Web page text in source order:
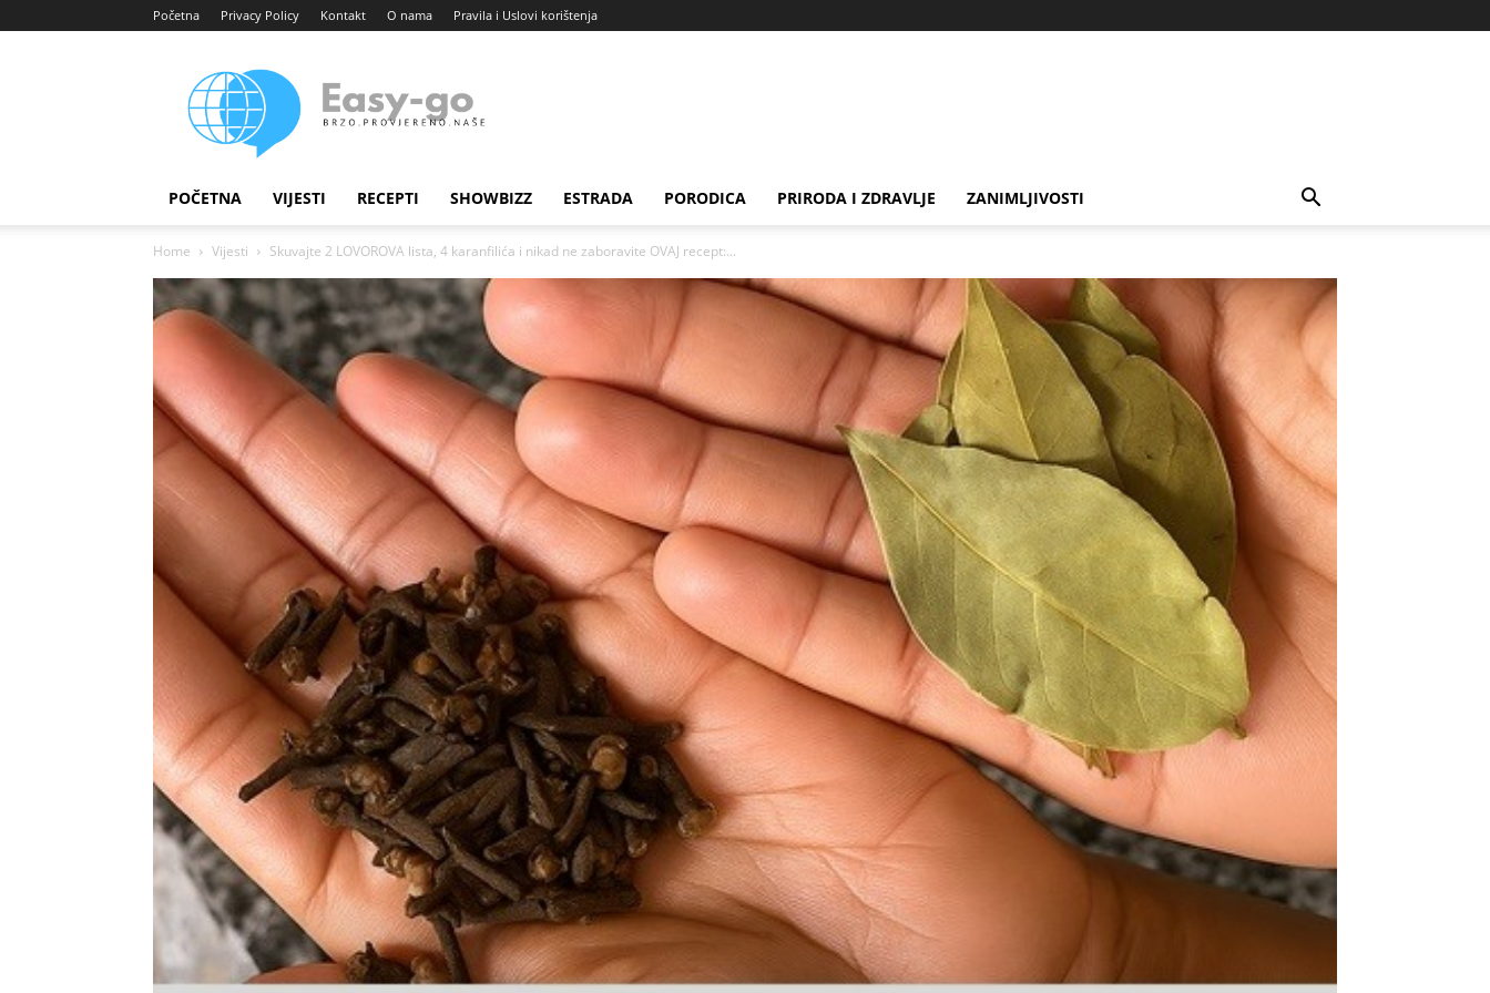
Početna Privacy Policy Kontakt O nama Pravila i Uslovi korištenja
portal
POČETNA VIJESTI RECEPTI SHOWBIZZ ESTRADA PORODICA PRIRODA I ZDRAVLJE ZANIMLJIVOSTI
Home Vijesti Skuvajte 2 LOVOROVA lista, 4 karanfilića i nikad ne zaboravite OVAJ recept:...